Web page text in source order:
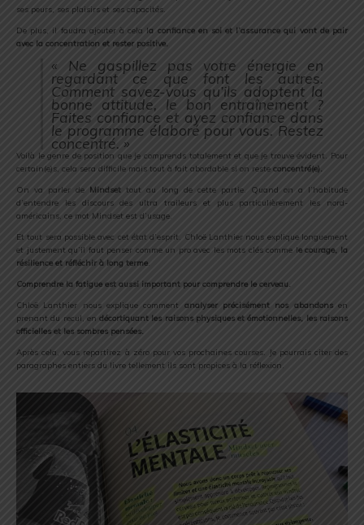
ses peurs, ses plaisirs et ses capacités.
De plus, il faudra ajouter à cela la confiance en soi et l’assurance qui vont de pair
avec la concentration et rester positive.
« Ne gaspillez pas votre énergie en
regardant ce que font les autres.
Comment savez-vous qu’ils adoptent la
bonne attitude, le bon entraînement ?
Faites confiance et ayez confiance dans
le programme élaboré pour vous. Restez
concentré. »
Voilà le genre de position que je comprends totalement et que je trouve évident. Pour
certain(e)s, cela sera difficile mais tout à fait abordable si on reste concentré(e).
On va parler de Mindset tout au long de cette partie. Quand on a l’habitude
d’entendre les discours des ultra traileurs et plus particulièrement les nord-
américains, ce mot Mindset est d’usage.
Et tout sera possible avec cet état d’esprit. Chloë Lanthier nous explique longuement
et justement qu’il faut penser comme un pro avec les mots clés comme le courage, la
résilience et réfléchir à long terme.
Comprendre la fatigue est aussi important pour comprendre le cerveau.
Chloë Lanthier nous explique comment analyser précisément nos abandonsen
prenant du recul, endécortiquant les raisons physiques et émotionnelles, les raisons
officielles et les sombres pensées.
Après cela, vous repartirez à zéro pour vos prochaines courses. Je pourrais citer des
paragraphes entiers du livre tellement ils sont propices à la réflexion.